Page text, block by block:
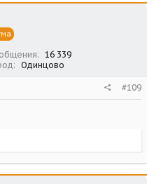
16 339
Одинцово
#109